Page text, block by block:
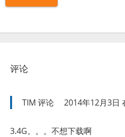
评论
TIM 评论 2014年12月3日
3.4G。。。不想下载啊